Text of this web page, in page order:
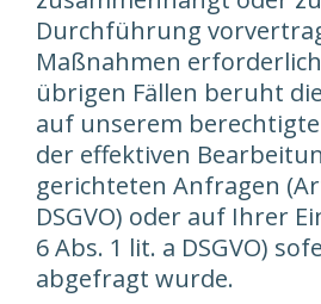
Durchführung
Maßnahmen
übrigen Fällen beruht
auf unserem
der effektiven
gerichteten Anfragen
DSGVO) oder auf Ihrer
6 Abs. 1 lit. a DSGVO)
abgefragt wurde.